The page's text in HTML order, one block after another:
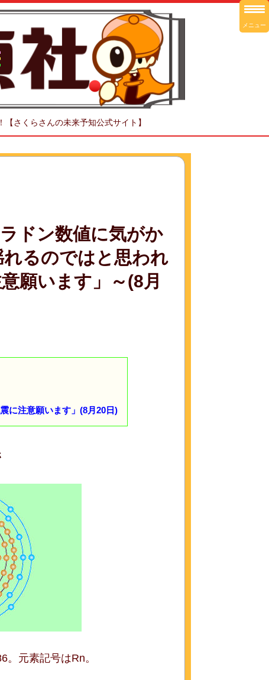
さくらさんの未来予知公式サイト】
ドン数値に気がか
るのではと思われ
願います」～(8月
に注意願います」(8月20日)
。元素記号はRn。
メニュー